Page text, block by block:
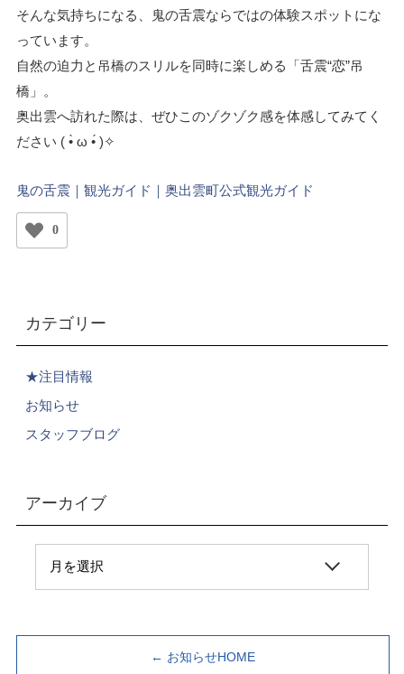
そんな気持ちになる、鬼の舌震ならではの体験スポットにな
っています。
自然の迫力と吊橋のスリルを同時に楽しめる「舌震“恋”吊
橋」。
奥出雲へ訪れた際は、ぜひこのゾクゾク感を体感してみてく
ださい ( •̀ ω •́ )✧
鬼の舌震｜観光ガイド｜奥出雲町公式観光ガイド
0
カテゴリー
★注目情報
お知らせ
スタッフブログ
アーカイブ
← お知らせHOME